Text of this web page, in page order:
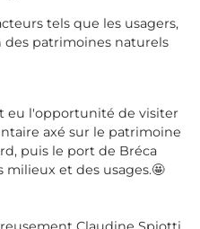
tels que les usagers,
patrimoines naturels
eu l'opportunité de visiter
axé sur le patrimoine
puis le port de Bréca
et des usages.🤩